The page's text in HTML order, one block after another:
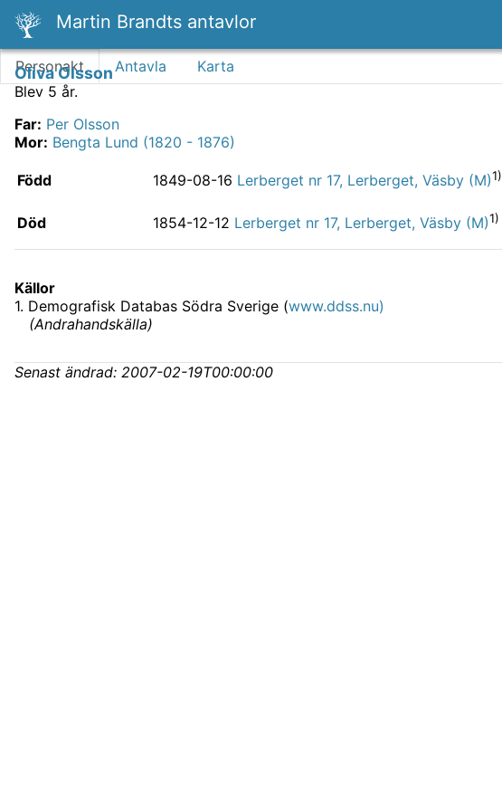
Martin Brandts antavlor
Personakt Antavla Karta
Oliva Olsson
Blev 5 år.
Far: Per Olsson
Mor: Bengta Lund (1820 - 1876)
Född 1849-08-16 Lerberget nr 17, Lerberget, Väsby (M)1)
Död
1854-12-12 Lerberget nr 17, Lerberget, Väsby (M)1)
Källor
1. Demografisk Databas Södra Sverige (www.ddss.nu)
(Andrahandskälla)
Senast ändrad: 2007-02-19T00:00:00